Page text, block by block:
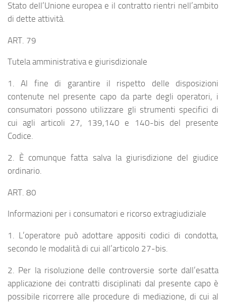
Stato dell’Unione europea e il contratto rientri nell’ambito
di dette attività.
ART. 79
Tutela amministrativa e giurisdizionale
1. Al fine di garantire il rispetto delle disposizioni
contenute nel presente capo da parte degli operatori, i
consumatori possono utilizzare gli strumenti specifici di
cui agli articoli 27, 139,140 e 140-bis del presente
Codice.
2. È comunque fatta salva la giurisdizione del giudice
ordinario.
ART. 80
Informazioni per i consumatori e ricorso extragiudiziale
1. L’operatore può adottare appositi codici di condotta,
secondo le modalità di cui all’articolo 27-bis.
2. Per la risoluzione delle controversie sorte dall’esatta
applicazione dei contratti disciplinati dal presente capo è
possibile ricorrere alle procedure di mediazione, di cui al